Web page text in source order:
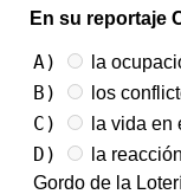
En su reportaje
A) la
B) los
C) la vida en
D)
la
Gordo de la